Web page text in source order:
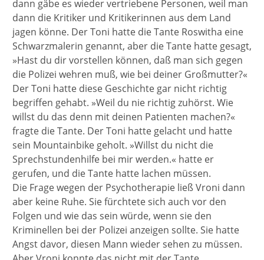
dann gäbe es wieder vertriebene Personen, weil man
dann die Kritiker und Kritikerinnen aus dem Land
jagen könne. Der Toni hatte die Tante Roswitha eine
Schwarzmalerin genannt, aber die Tante hatte gesagt,
»Hast du dir vorstellen können, daß man sich gegen
die Polizei wehren muß, wie bei deiner Großmutter?«
Der Toni hatte diese Geschichte gar nicht richtig
begriffen gehabt. »Weil du nie richtig zuhörst. Wie
willst du das denn mit deinen Patienten machen?«
fragte die Tante. Der Toni hatte gelacht und hatte
sein Mountainbike geholt. »Willst du nicht die
Sprechstundenhilfe bei mir werden.« hatte er
gerufen, und die Tante hatte lachen müssen.
Die Frage wegen der Psychotherapie ließ Vroni dann
aber keine Ruhe. Sie fürchtete sich auch vor den
Folgen und wie das sein würde, wenn sie den
Kriminellen bei der Polizei anzeigen sollte. Sie hatte
Angst davor, diesen Mann wieder sehen zu müssen.